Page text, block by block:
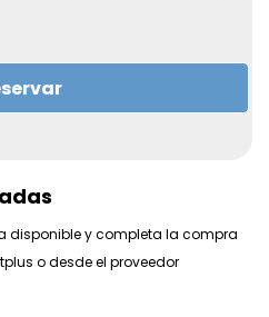
Temáticos
emociones intensas, risas
imborrables en familia, en
el punto de encuentro
temáticos, acuáticos
o cercanos, con
combinan entradas,
disponible y completa la compra
o desde el proveedor